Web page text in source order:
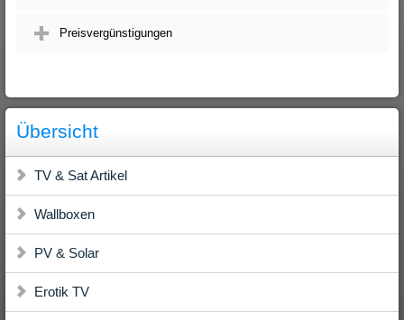
Preisvergünstigungen
Übersicht
TV & Sat Artikel
Wallboxen
PV & Solar
Erotik TV